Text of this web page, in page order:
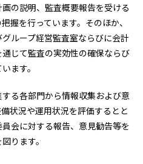
の説明、監査概要報告を受ける
握を行っています。そのほか、
ループ経営監査室ならびに会計
じて監査の実効性の確保ならび
ます。
る各部門から情報収集および意
状況や運用状況を評価するとと
会に対する報告、意見勧告等を
ります。